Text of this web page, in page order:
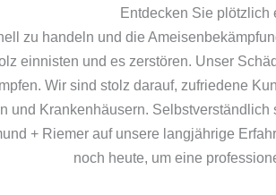
Entdecken Sie plötzlich
zu handeln und die
einnisten und es zerstören. Unser
Wir sind stolz darauf, zufriedene
und Krankenhäusern.
+ Riemer auf unsere langjährige
noch heute, um eine